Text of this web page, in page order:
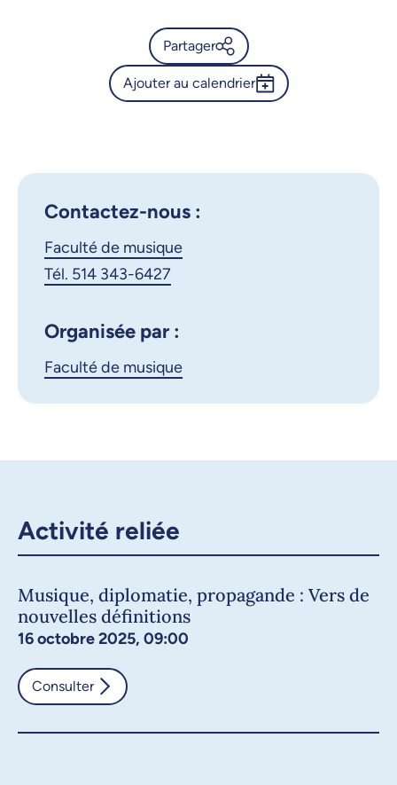
Partager
Calendrier de l’Université de
Ajouter au calendrier
Contactez-nous :
Faculté de musique
Tél. 514 343-6427
Organisée par :
Faculté de musique
Activité reliée
Musique, diplomatie, propagande : Vers de
nouvelles définitions
16 octobre 2025, 09:00
Consulter